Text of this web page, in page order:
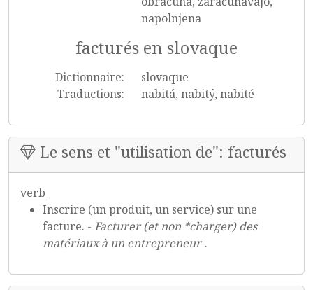
napolnjena
facturés en slovaque
Dictionnaire:
slovaque
Traductions:
nabitá, nabitý, nabité
Le sens et "utilisation de": facturés
verb
Inscrire (un produit, un service) sur une
facture. - Facturer (et non *charger) des
matériaux à un entrepreneur .